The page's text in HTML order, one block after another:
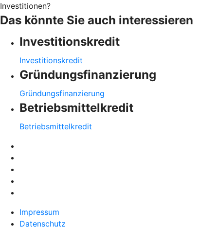
Investitionen?
Das könnte Sie auch interessieren
Investitionskredit
Investitionskredit
Gründungsfinanzierung
Gründungsfinanzierung
Betriebsmittelkredit
Betriebsmittelkredit
Impressum
Datenschutz